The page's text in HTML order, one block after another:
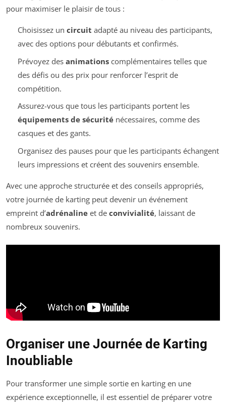
pour maximiser le plaisir de tous :
Choisissez un circuit adapté au niveau des participants,
avec des options pour débutants et confirmés.
Prévoyez des animationscomplémentaires telles que
des défis ou des prix pour renforcer l’esprit de
compétition.
Assurez-vous que tous les participants portent les
équipements de sécuriténécessaires, comme des
casques et des gants.
Organisez des pauses pour que les participants échangent
leurs impressions et créent des souvenirs ensemble.
Avec une approche structurée et des conseils appropriés,
votre journée de karting peut devenir un événement
empreint d’adrénaline et de convivialité, laissant de
nombreux souvenirs.
Organiser une Journée de Karting
Inoubliable
Pour transformer une simple sortie en karting en une
expérience exceptionnelle, il est essentiel de préparer votre